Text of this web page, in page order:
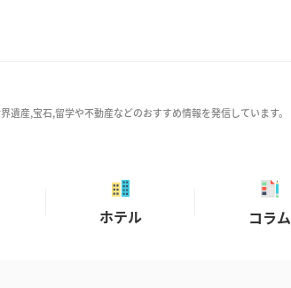
産,宝石,留学や不動産などのおすすめ情報を発信しています。
ホテル コラム